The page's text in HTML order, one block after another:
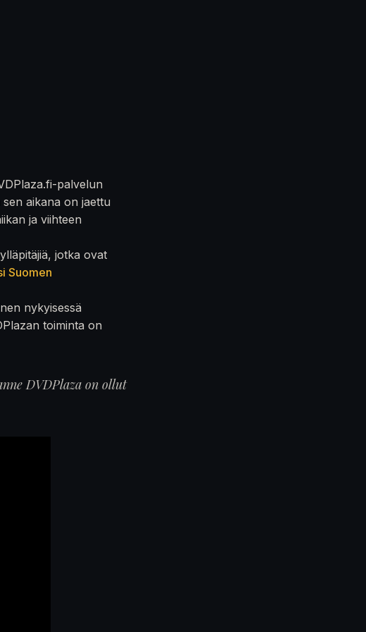
palvelun
aikana on jaettu
ja viihteen
jotka ovat
Suomen
nykyisessä
toiminta on
DVDPlaza on ollut